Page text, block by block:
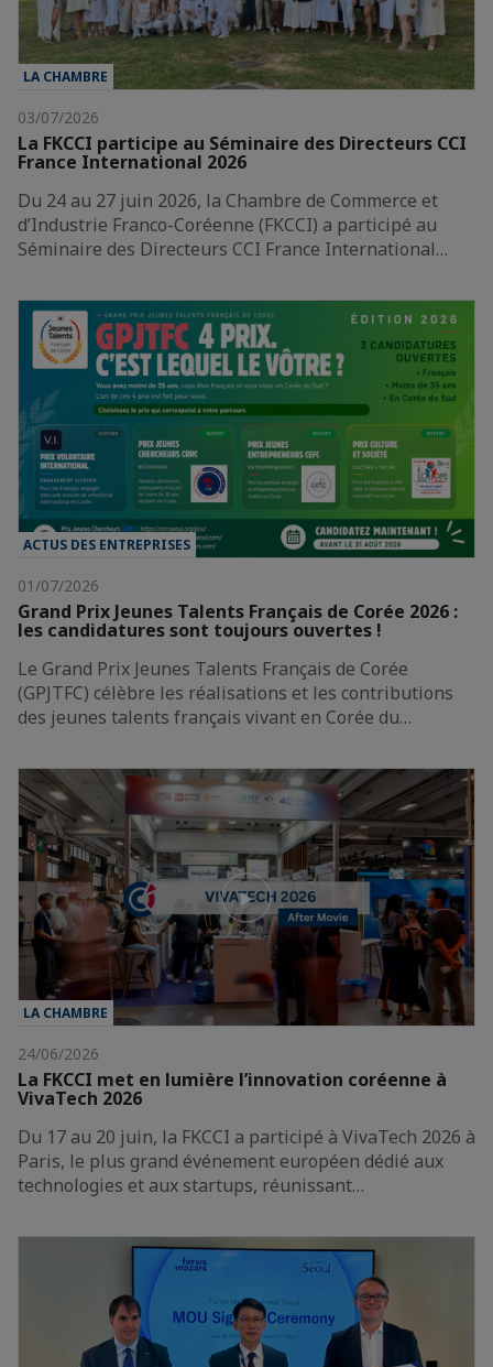
LA CHAMBRE
03/07/2026
La FKCCI participe au Séminaire des Directeurs CCI
France International 2026
Du 24 au 27 juin 2026, la Chambre de Commerce et
d’Industrie Franco-Coréenne (FKCCI) a participé au
Séminaire des Directeurs CCI France International…
ACTUS DES ENTREPRISES
01/07/2026
Grand Prix Jeunes Talents Français de Corée 2026 :
les candidatures sont toujours ouvertes !
Le Grand Prix Jeunes Talents Français de Corée
(GPJTFC) célèbre les réalisations et les contributions
des jeunes talents français vivant en Corée du…
LA CHAMBRE
24/06/2026
La FKCCI met en lumière l’innovation coréenne à
VivaTech 2026
Du 17 au 20 juin, la FKCCI a participé à VivaTech 2026 à
Paris, le plus grand événement européen dédié aux
technologies et aux startups, réunissant…